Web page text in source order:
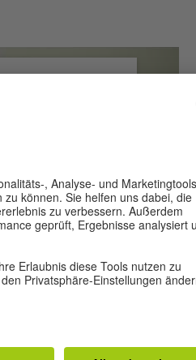
Sie die Details durch
Akzeptieren